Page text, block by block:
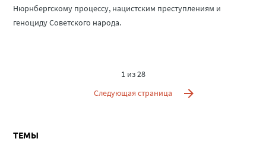
Нюрнбергскому процессу, нацистским преступлениям и
геноциду Советского народа.
1 из 28
Следующая страница
ТЕМЫ